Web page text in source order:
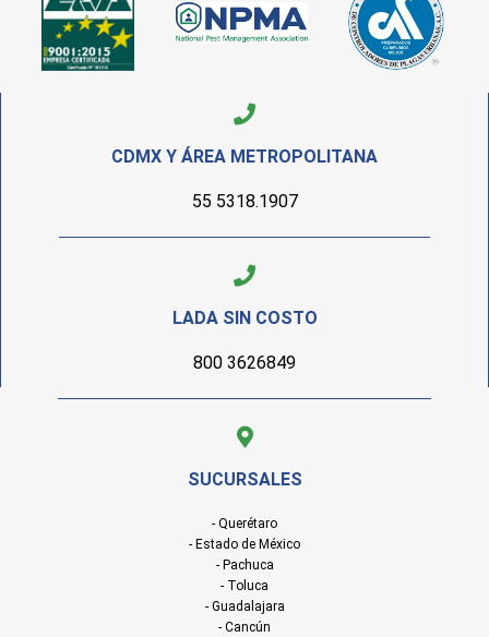
CDMX Y ÁREA METROPOLITANA
55 5318.1907
LADA SIN COSTO
800 3626849
SUCURSALES
- Querétaro
- Estado de México
- Pachuca
- Toluca
- Guadalajara
- Cancún